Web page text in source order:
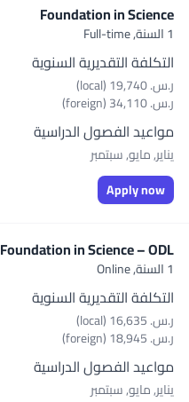
Foundation in Science
1 السنة, Full-time
التكلفة التقديرية السنوية
ر.س.‏ 19,740 (local)
ر.س.‏ 34,110 (foreign)
مواعيد الفصول الدراسية
يناير, مايو, سبتمبر
Apply now
Foundation in Science – ODL
1 السنة, Online
التكلفة التقديرية السنوية
ر.س.‏ 16,635 (local)
ر.س.‏ 18,945 (foreign)
مواعيد الفصول الدراسية
يناير, مايو, سبتمبر